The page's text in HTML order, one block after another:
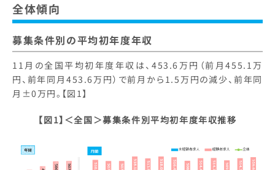
全体傾向
募集条件別の平均初年度年収
11月の全国平均初年度年収は、453.6万円（前月455.1万
円、前年同月453.6万円）で前月から1.5万円の減少、前年同
月±0万円。【図1】
【図1】＜全国＞募集条件別平均初年度年収推移